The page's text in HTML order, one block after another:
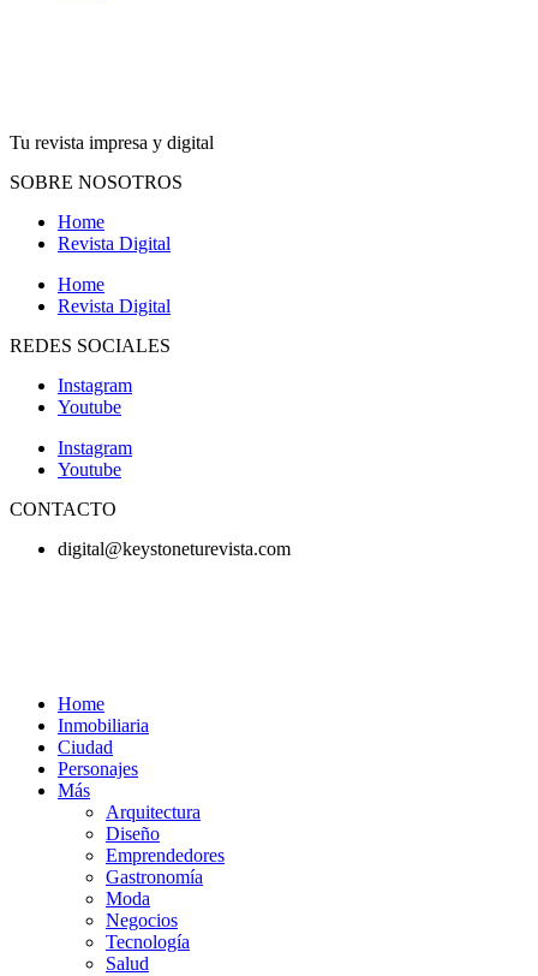
Tu revista impresa y digital
SOBRE NOSOTROS
Home
Revista Digital
Home
Revista Digital
REDES SOCIALES
Instagram
Youtube
Instagram
Youtube
CONTACTO
digital@keystoneturevista.com
Home
Inmobiliaria
Ciudad
Personajes
Más
Arquitectura
Diseño
Emprendedores
Gastronomía
Moda
Negocios
Tecnología
Salud